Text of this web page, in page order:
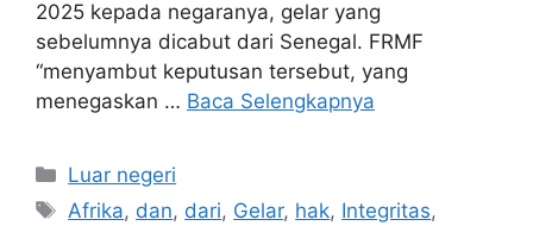
2025 kepada negaranya, gelar yang
sebelumnya dicabut dari Senegal. FRMF
“menyambut keputusan tersebut, yang
menegaskan … Baca Selengkapnya
Kategori
Luar negeri
Tag
Afrika, dan, dari, Gelar, hak, Integritas,